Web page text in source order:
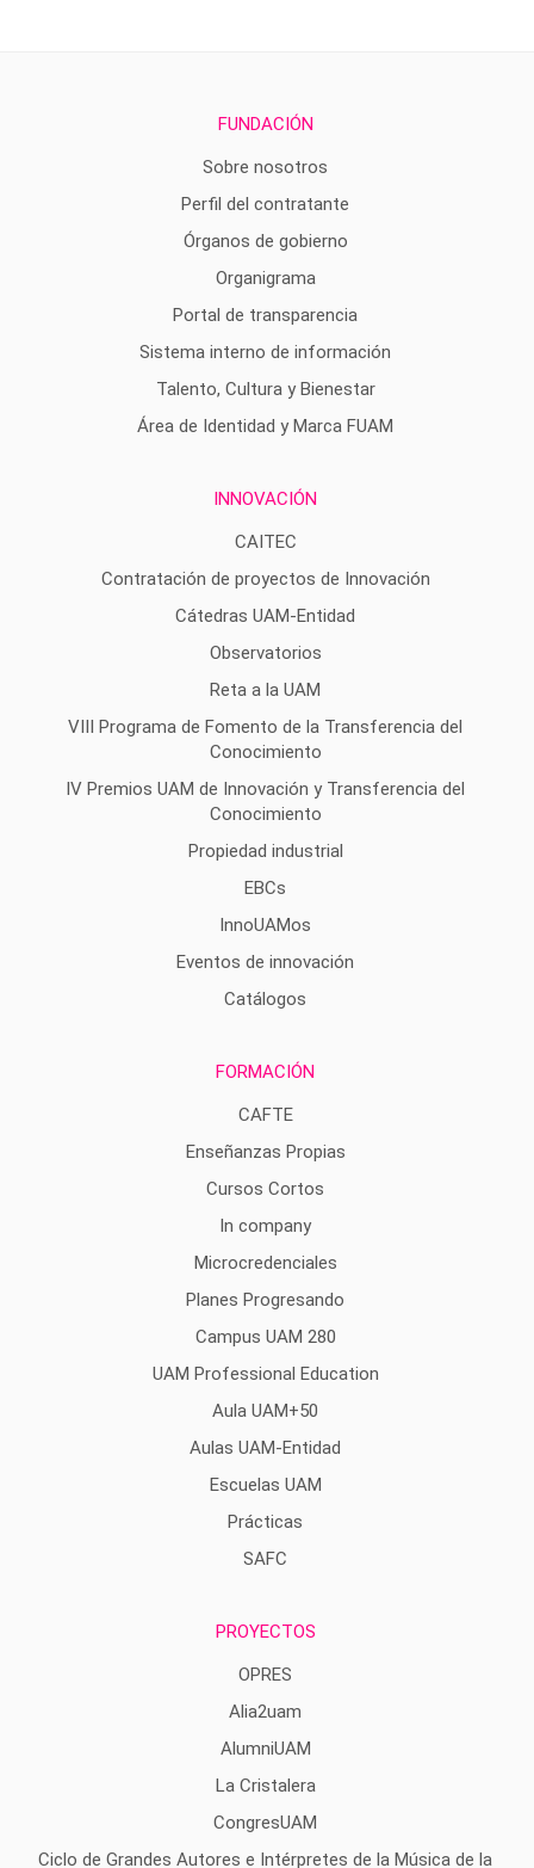
FUNDACIÓN
Sobre nosotros
Perfil del contratante
Órganos de gobierno
Organigrama
Portal de transparencia
Sistema interno de información
Talento, Cultura y Bienestar
Área de Identidad y Marca FUAM
INNOVACIÓN
CAITEC
Contratación de proyectos de Innovación
Cátedras UAM-Entidad
Observatorios
Reta a la UAM
VIII Programa de Fomento de la Transferencia del
Conocimiento
IV Premios UAM de Innovación y Transferencia del
Conocimiento
Propiedad industrial
EBCs
InnoUAMos
Eventos de innovación
Catálogos
FORMACIÓN
CAFTE
Enseñanzas Propias
Cursos Cortos
In company
Microcredenciales
Planes Progresando
Campus UAM 280
UAM Professional Education
Aula UAM+50
Aulas UAM-Entidad
Escuelas UAM
Prácticas
SAFC
PROYECTOS
OPRES
Alia2uam
AlumniUAM
La Cristalera
CongresUAM
Ciclo de Grandes Autores e Intérpretes de la Música de la